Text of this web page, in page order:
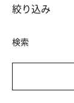
絞り込み
検索